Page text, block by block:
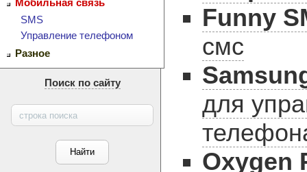
Мобильная связь
SMS
Управление телефоном
Разное
Поиск по сайту
Funny
смс
для
Oxygen